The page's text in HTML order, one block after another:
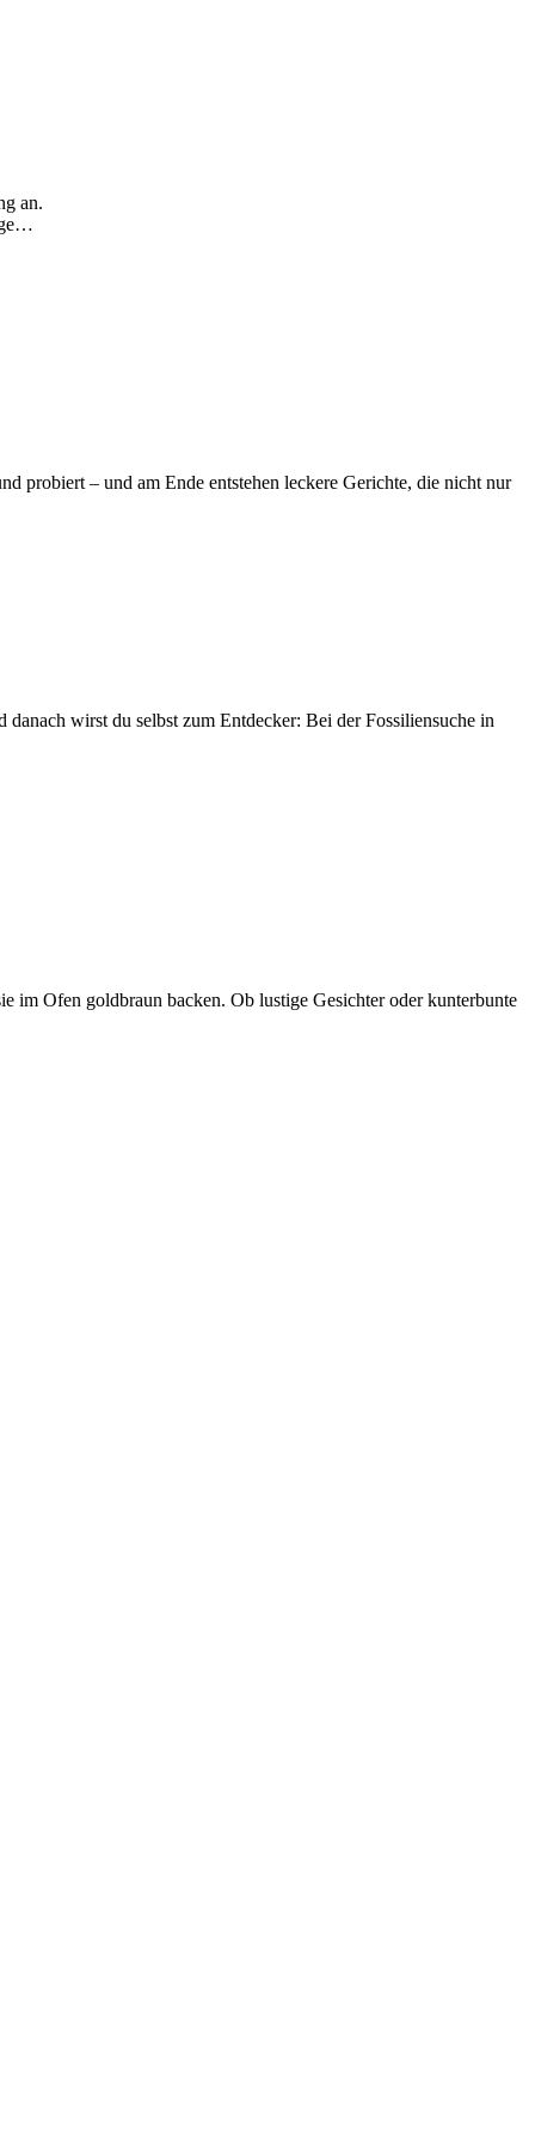
an.
probiert – und am Ende entstehen leckere Gerichte, die nicht nur
wirst du selbst zum Entdecker: Bei der Fossiliensuche in
im Ofen goldbraun backen. Ob lustige Gesichter oder kunterbunte